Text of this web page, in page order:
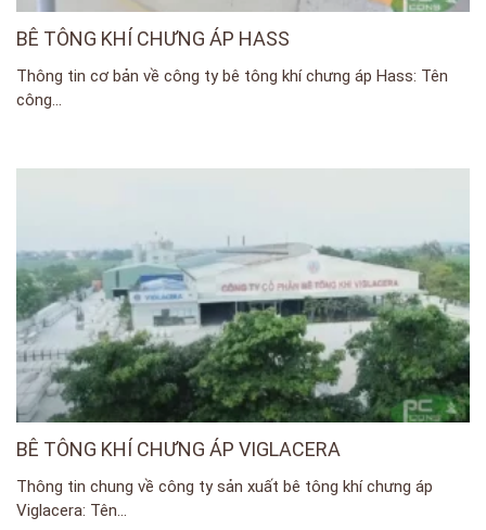
BÊ TÔNG KHÍ CHƯNG ÁP HASS
Thông tin cơ bản về công ty bê tông khí chưng áp Hass: Tên
công...
BÊ TÔNG KHÍ CHƯNG ÁP VIGLACERA
Thông tin chung về công ty sản xuất bê tông khí chưng áp
Viglacera: Tên...